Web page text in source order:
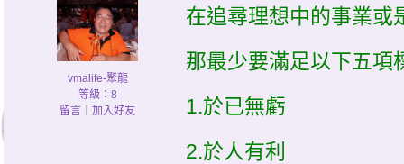
vmalife-聚龍
等級：8
留言
加入好友
在追尋理想中的事業或
那最少要滿足以下五項
1.於已無虧
2.於人有利